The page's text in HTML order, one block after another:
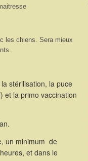
les chiens. Sera mieux
stérilisation, la puce
et la primo vaccination
un minimum de
et dans le